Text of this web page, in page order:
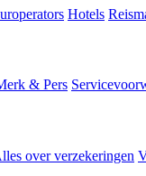
Hotels
& Pers
over verzekeringen